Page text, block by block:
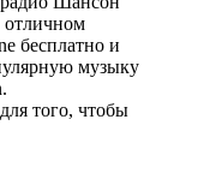
бесплатно и
музыку
того, чтобы